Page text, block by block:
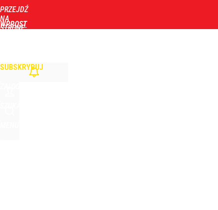
PRZEJDŹ
NA
STRONĘ
WPROST
SUBSKRYBUJ
dodaj